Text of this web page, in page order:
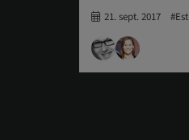
21. sept. 2017